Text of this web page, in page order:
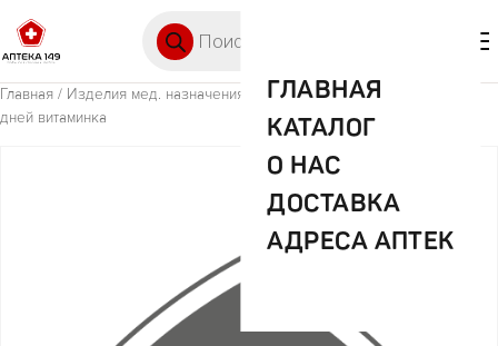
ГЛАВНАЯ
КАТАЛОГ
О НАС
ДОСТАВКА
АДРЕСА АПТЕК
Главная / Изделия мед. назначения (ИМН) / Таблетница — пилюля 7
дней витаминка